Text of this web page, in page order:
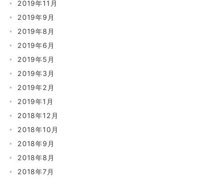
2019年11月
2019年9月
2019年8月
2019年6月
2019年5月
2019年3月
2019年2月
2019年1月
2018年12月
2018年10月
2018年9月
2018年8月
2018年7月